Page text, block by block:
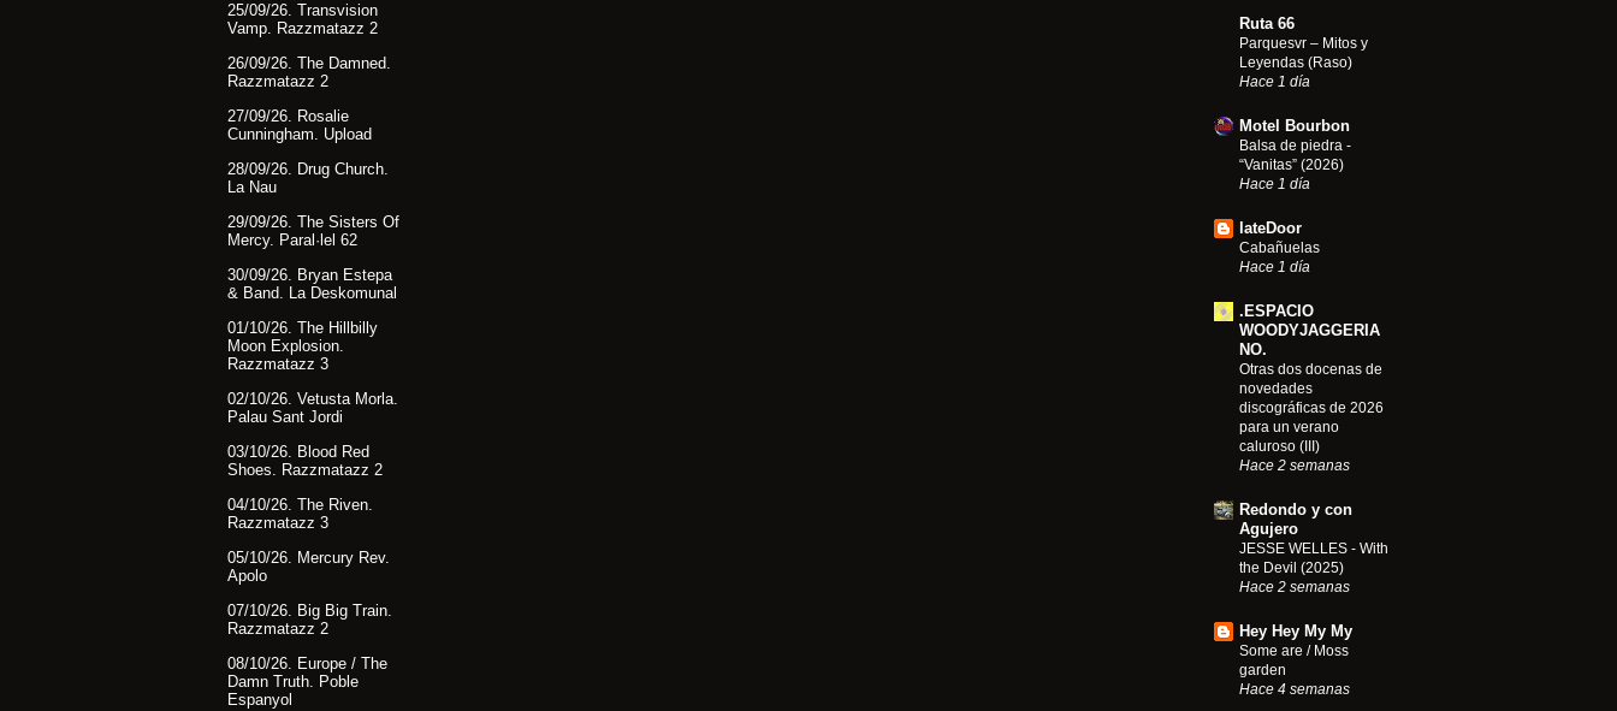
25/09/26. Transvision
Vamp. Razzmatazz 2
26/09/26. The Damned.
Razzmatazz 2
27/09/26. Rosalie
Cunningham. Upload
28/09/26. Drug Church.
La Nau
29/09/26. The Sisters Of
Mercy. Paral·lel 62
30/09/26. Bryan Estepa
& Band. La Deskomunal
01/10/26. The Hillbilly
Moon Explosion.
Razzmatazz 3
02/10/26. Vetusta Morla.
Palau Sant Jordi
03/10/26. Blood Red
Shoes. Razzmatazz 2
04/10/26. The Riven.
Razzmatazz 3
05/10/26. Mercury Rev.
Apolo
07/10/26. Big Big Train.
Razzmatazz 2
08/10/26. Europe / The
Damn Truth. Poble
Espanyol
Ruta 66
Parquesvr – Mitos y
Leyendas (Raso)
Hace 1 día
Motel Bourbon
Balsa de piedra -
“Vanitas” (2026)
Hace 1 día
lateDoor
Cabañuelas
Hace 1 día
.ESPACIO
WOODYJAGGERIA
NO.
Otras dos docenas de
novedades
discográficas de 2026
para un verano
caluroso (III)
Hace 2 semanas
Redondo y con
Agujero
JESSE WELLES - With
the Devil (2025)
Hace 2 semanas
Hey Hey My My
Some are / Moss
garden
Hace 4 semanas